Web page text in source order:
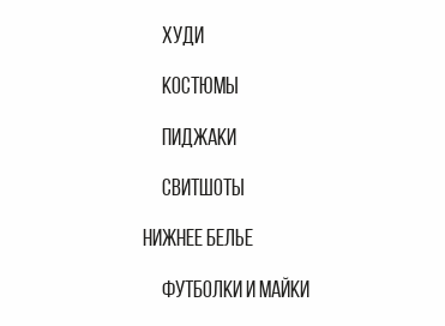
ХУДИ
КОСТЮМЫ
ПИДЖАКИ
СВИТШОТЫ
НИЖНЕЕ БЕЛЬЕ
ФУТБОЛКИ И МАЙКИ